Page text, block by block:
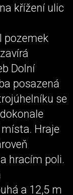
křížení ulic
pozemek
Dolní
posazená
se
Hraje
hracím poli.
a 12,5 m